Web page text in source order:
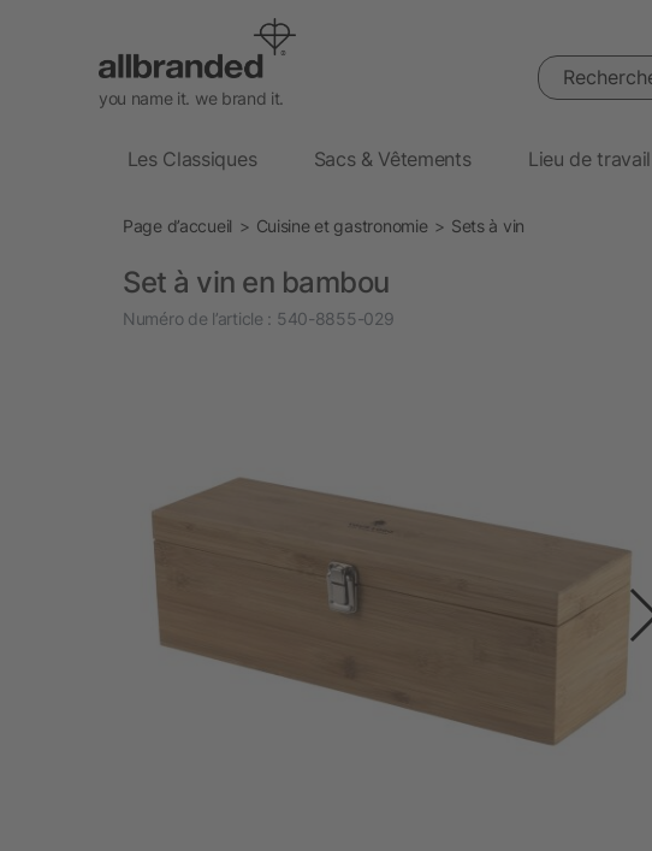
you name it. we brand it.
Rechercher
Les Classiques Sacs & Vêtements Lieu de travail
Page d’accueil Cuisine et gastronomie Sets à vin
Set à vin en bambou
Numéro de l’article : 540-8855-029